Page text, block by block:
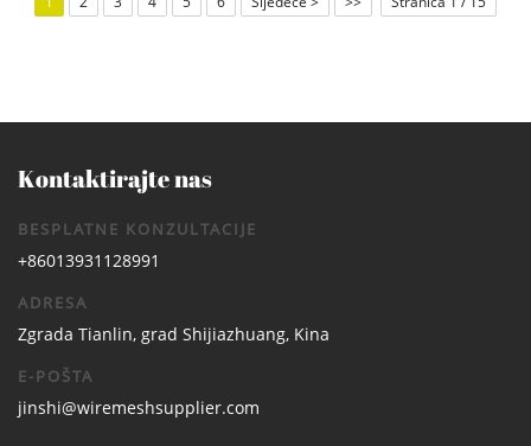
Kontaktirajte nas
BESPLATNE KONZULTACIJE
+86013931128991
ADRESA
Zgrada Tianlin, grad Shijiazhuang, Kina
E-POŠTA
jinshi@wiremeshsupplier.com